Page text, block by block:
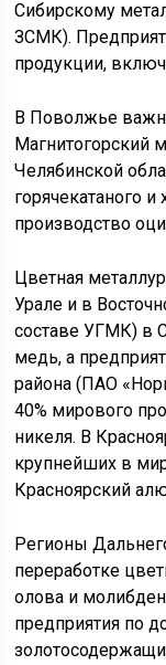
Сибирскому
ЗСМК).
продукции,
В Поволжье
Магнитогорский
Челябинской
горячекатаного и
производство
Цветная
Урале и в
составе УГМК) в
медь, а
района (ПАО
40% мирового
никеля. В
крупнейших в
Красноярский
Регионы
переработке
олова и
предприятия по